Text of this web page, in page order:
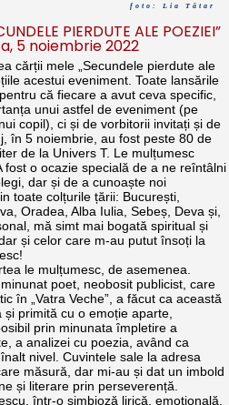
foto: Lia Tătar
PIERDUTE ALE POEZIEI”
5 noiembrie 2022
cărții mele „Secundele pierdute ale
acestui eveniment. Toate lansările
că fiecare a avut ceva specific,
unui astfel de eveniment (pe
copil), ci și de vorbitorii invitați și de
în 5 noiembrie, au fost peste 80 de
de la Univers T. Le mulțumesc
o ocazie specială de a ne reîntâlni
dar și de a cunoaște noi
toate colțurile țării: București,
Oradea, Alba Iulia, Sebeș, Deva și,
mă simt mai bogată spiritual și
și celor care m-au putut însoți la
le mulțumesc, de asemenea.
poet, neobosit publicist, care
în „Vatra Veche”, a făcut ca această
primită cu o emoție aparte,
prin minunata împletire a
a analizei cu poezia, având ca
nivel. Cuvintele sale la adresa
măsură, dar mi-au și dat un imbold
și literare prin perseverență.
într-o simbioză lirică, emoțională,